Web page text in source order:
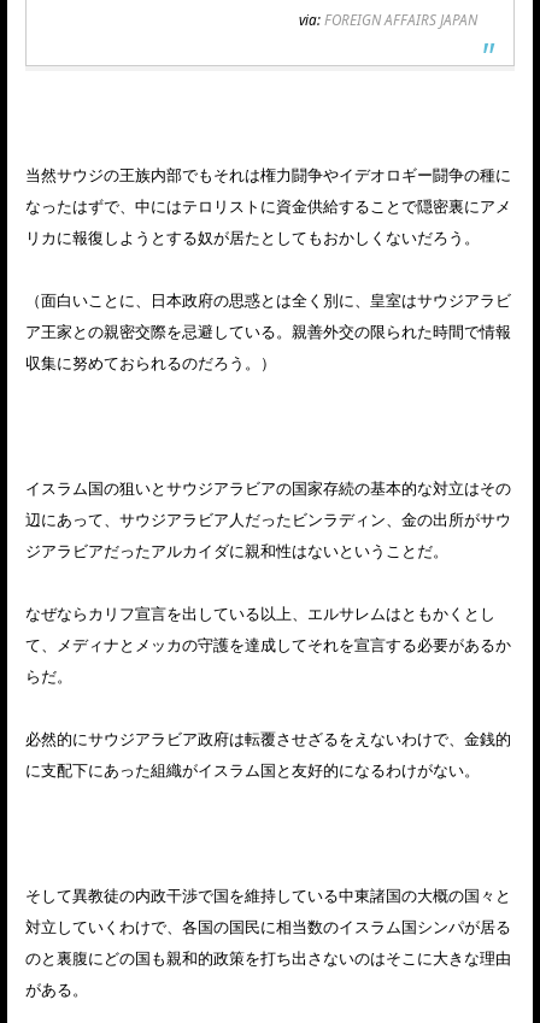
via: FOREIGN AFFAIRS JAPAN
当然サウジの王族内部でもそれは権力闘争やイデオロギー闘争の種に
なったはずで、中にはテロリストに資金供給することで隠密裏にアメ
リカに報復しようとする奴が居たとしてもおかしくないだろう。
（面白いことに、日本政府の思惑とは全く別に、皇室はサウジアラビ
ア王家との親密交際を忌避している。親善外交の限られた時間で情報
収集に努めておられるのだろう。）
イスラム国の狙いとサウジアラビアの国家存続の基本的な対立はその
辺にあって、サウジアラビア人だったビンラディン、金の出所がサウ
ジアラビアだったアルカイダに親和性はないということだ。
なぜならカリフ宣言を出している以上、エルサレムはともかくとし
て、メディナとメッカの守護を達成してそれを宣言する必要があるか
らだ。
必然的にサウジアラビア政府は転覆させざるをえないわけで、金銭的
に支配下にあった組織がイスラム国と友好的になるわけがない。
そして異教徒の内政干渉で国を維持している中東諸国の大概の国々と
対立していくわけで、各国の国民に相当数のイスラム国シンパが居る
のと裏腹にどの国も親和的政策を打ち出さないのはそこに大きな理由
がある。